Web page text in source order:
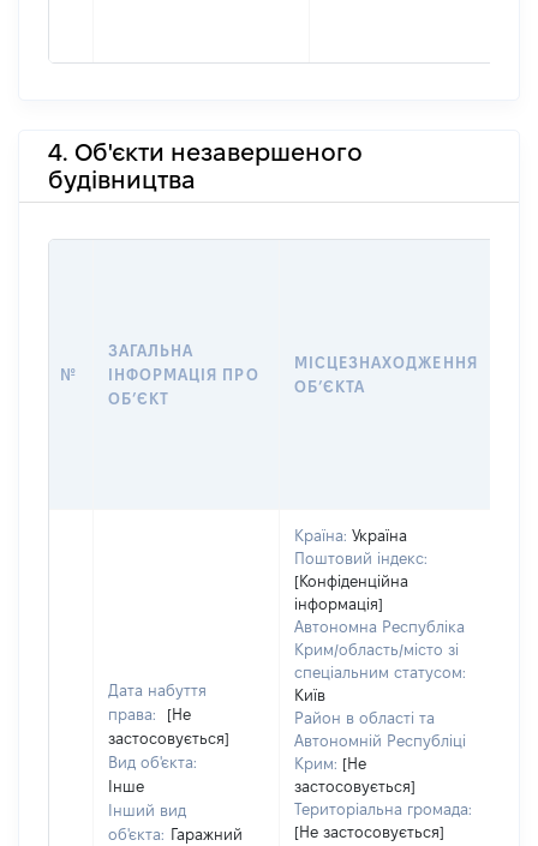
4. Об'єкти незавершеного
будівництва
№
ЗАГАЛЬНА
ІНФОРМАЦІЯ ПРО
ОБʼЄКТ
МІСЦЕЗНАХОДЖЕННЯ
ОБʼЄКТА
Дата набуття
права:
[Не
застосовується]
Вид об'єкта:
Інше
Інший вид
об'єкта: Гаражний
Країна: Україна
Поштовий індекс:
[Конфіденційна
інформація]
Автономна Республіка
Крим/область/місто зі
спеціальним статусом:
Київ
Район в області та
Автономній Республіці
Крим: [Не
застосовується]
Територіальна громада:
[Не застосовується]